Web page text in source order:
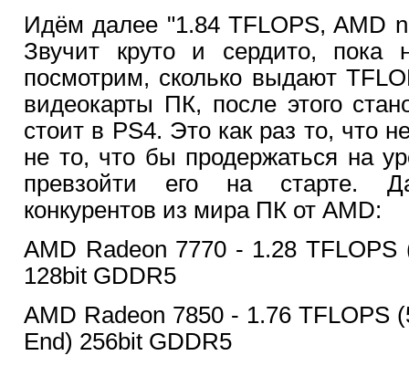
Идём далее "1.84 TFLOPS, AMD
Звучит круто и сердито, пока
посмотрим, сколько выдают
видеокарты ПК, после этого
стоит в PS4. Это как раз то, что
не то, что бы продержаться на
превзойти его на старте.
конкурентов из мира ПК от AMD:
AMD Radeon 7770 - 1.28 TFLOPS
128bit GDDR5
AMD Radeon 7850 - 1.76 TFLOPS
End) 256bit GDDR5